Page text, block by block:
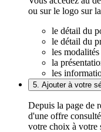
ou sur le logo sur
le détail du
le détail du
les
la
les
5. Ajouter à votre
Depuis la page de
d'une offre
votre choix à votre